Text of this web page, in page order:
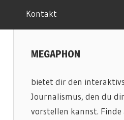
Kontakt
MEGAPHON
bietet dir den
Journalismus, den du
vorstellen kannst. Finde